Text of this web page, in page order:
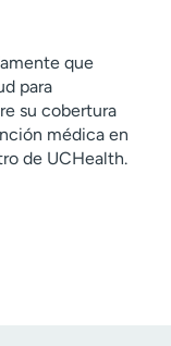
que
para
su cobertura
médica en
de UCHealth.